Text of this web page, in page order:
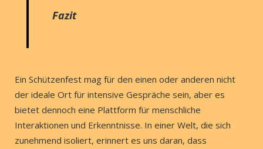
Fazit
Ein Schützenfest mag für den einen oder anderen nicht
der ideale Ort für intensive Gespräche sein, aber es
bietet dennoch eine Plattform für menschliche
Interaktionen und Erkenntnisse. In einer Welt, die sich
zunehmend isoliert, erinnert es uns daran, dass